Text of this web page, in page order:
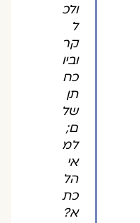
ולכ
ל
קר
וביו
כח
תן
של
ם;
למ
אי
הל
כת
א?